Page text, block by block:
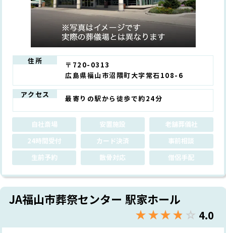
住所
〒720-0313
広島県福山市沼隈町大字常石108-6
アクセス 最寄りの駅から徒歩で約24分
自社斎場 安置施設
老舗葬儀社
24時間受付
カード決済
事前相談
生前予約
散骨対応 僧侶手配
JA福山市葬祭センター 駅家ホール
★★★★★
☆☆☆☆☆ 4.0